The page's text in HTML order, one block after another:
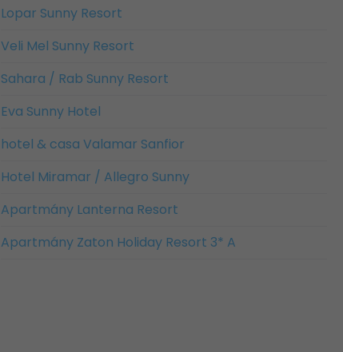
Lopar Sunny Resort
Veli Mel Sunny Resort
Sahara / Rab Sunny Resort
Eva Sunny Hotel
hotel & casa Valamar Sanfior
Hotel Miramar / Allegro Sunny
Apartmány Lanterna Resort
Apartmány Zaton Holiday Resort 3* A